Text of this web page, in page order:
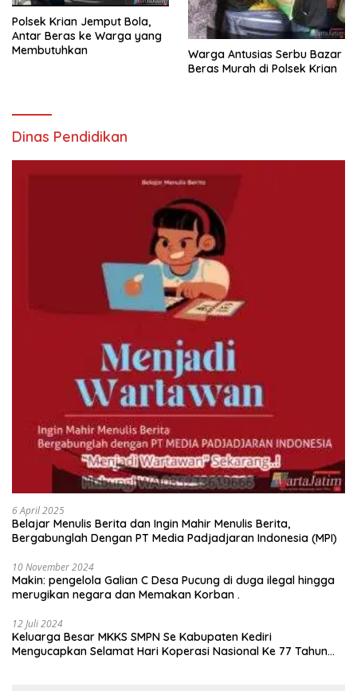
Polsek Krian Jemput Bola,
Antar Beras ke Warga yang
Membutuhkan
Warga Antusias Serbu Bazar
Beras Murah di Polsek Krian
Dinas Pendidikan
6 April 2025
Belajar Menulis Berita dan Ingin Mahir Menulis Berita,
Bergabunglah Dengan PT Media Padjadjaran Indonesia (MPI)
10 November 2024
Makin: pengelola Galian C Desa Pucung di duga ilegal hingga
merugikan negara dan Memakan Korban .
12 Juli 2024
Keluarga Besar MKKS SMPN Se Kabupaten Kediri
Mengucapkan Selamat Hari Koperasi Nasional Ke 77 Tahun